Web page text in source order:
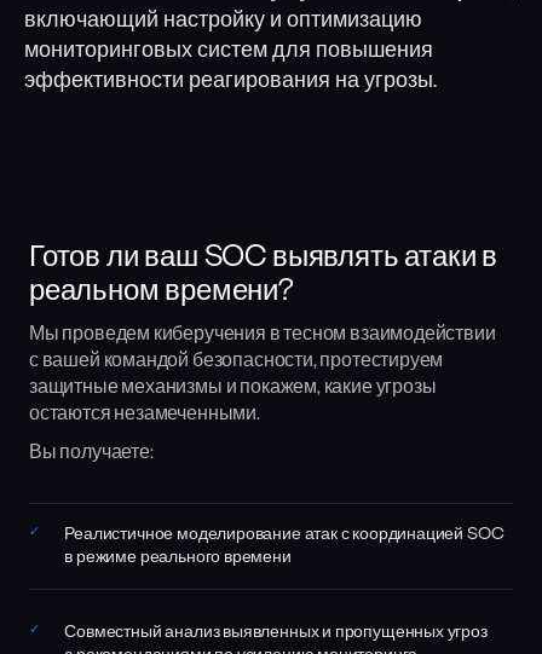
включающий настройку и оптимизацию
мониторинговых систем для повышения
эффективности реагирования на угрозы.
Готов ли ваш SOC выявлять атаки в
реальном времени?
Мы проведем киберучения в тесном взаимодействии
с вашей командой безопасности, протестируем
защитные механизмы и покажем, какие угрозы
остаются незамеченными.
Вы получаете:
Реалистичное моделирование атак с координацией SOC
в режиме реального времени
Совместный анализ выявленных и пропущенных угроз